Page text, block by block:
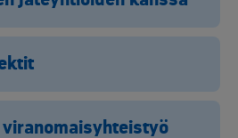
viranomaisyhteistyö